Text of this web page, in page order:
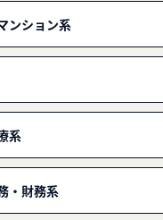
ンション系
系
・財務系